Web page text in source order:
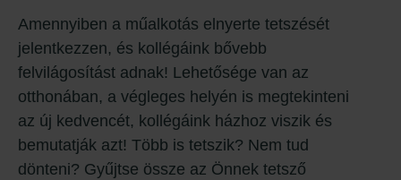
Amennyiben a műalkotás elnyerte tetszését
jelentkezzen, és kollégáink bővebb
felvilágosítást adnak! Lehetősége van az
otthonában, a végleges helyén is megtekinteni
az új kedvencét, kollégáink házhoz viszik és
bemutatják azt! Több is tetszik? Nem tud
dönteni? Gyűjtse össze az Önnek tetsző